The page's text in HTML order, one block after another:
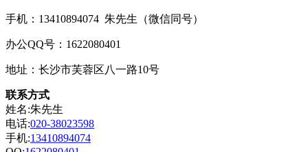
手机：13410894074 朱先生（微信同号）
办公QQ号：1622080401
地址：长沙市芙蓉区八一路10号
联系方式
姓名:朱先生
电话:020-38023598
手机:13410894074